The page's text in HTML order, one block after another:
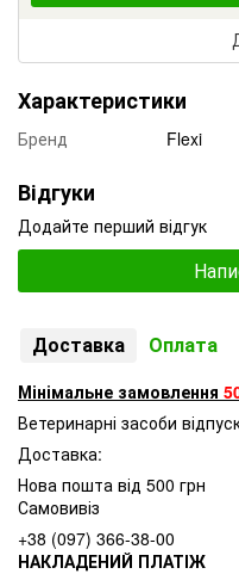
Характеристики
Бренд Flexi
Відгуки
Додайте перший відгук
Доставка Оплата
Мінімальне замовлення
Ветеринарні засоби
Доставка:
Нова пошта від 500 грн
Самовивіз
+38 (097) 366-38-00
НАКЛАДЕНИЙ ПЛАТІЖ